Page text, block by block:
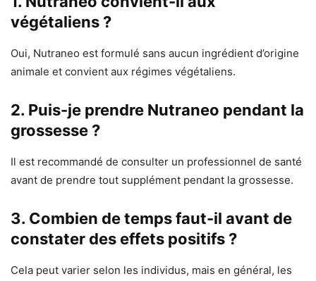
végétaliens ?
Oui, Nutraneo est formulé sans aucun ingrédient d’origine
animale et convient aux régimes végétaliens.
2. Puis-je prendre Nutraneo pendant la
grossesse ?
Il est recommandé de consulter un professionnel de santé
avant de prendre tout supplément pendant la grossesse.
3. Combien de temps faut-il avant de
constater des effets positifs ?
Cela peut varier selon les individus, mais en général, les